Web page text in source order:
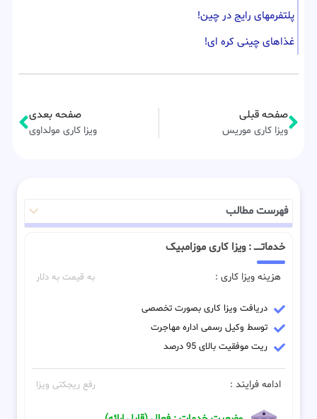
پلتفرمهای رایج در چین!
غذاهای چینی کره ای!
صفحه قبلی
ویزا کاری موریس
صفحه بعدی
ویزا کاری مولداوی
فهرست مطالب
خدماتـــــ : ویزا کاری موزامبیک
هزینه ویزا کاری : به قیمت به دلار
دریافت ویزا کاری بصورت تخصصی
توسط وکیل رسمی اداره مهاجرت
ریت موفقیت بالای 95 درصد
ادامه فرایند : رفع ریجکتی ویزا